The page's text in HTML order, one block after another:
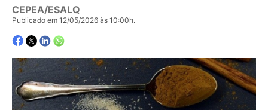
CEPEA/ESALQ
Publicado em 12/05/2026 às 10:00h.